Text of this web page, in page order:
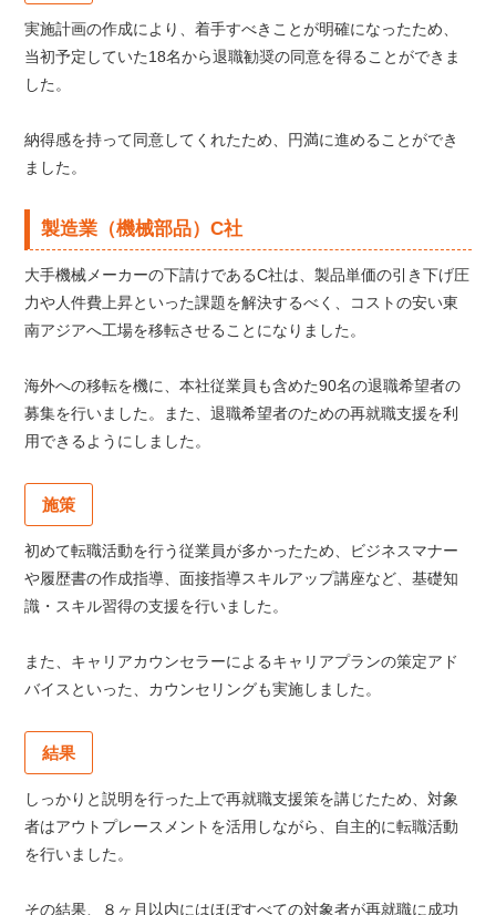
実施計画の作成により、着手すべきことが明確になったため、
当初予定していた18名から退職勧奨の同意を得ることができま
した。
納得感を持って同意してくれたため、円満に進めることができ
ました。
製造業（機械部品）C社
大手機械メーカーの下請けであるC社は、製品単価の引き下げ圧
力や人件費上昇といった課題を解決するべく、コストの安い東
南アジアへ工場を移転させることになりました。
海外への移転を機に、本社従業員も含めた90名の退職希望者の
募集を行いました。また、退職希望者のための再就職支援を利
用できるようにしました。
施策
初めて転職活動を行う従業員が多かったため、ビジネスマナー
や履歴書の作成指導、面接指導スキルアップ講座など、基礎知
識・スキル習得の支援を行いました。
また、キャリアカウンセラーによるキャリアプランの策定アド
バイスといった、カウンセリングも実施しました。
結果
しっかりと説明を行った上で再就職支援策を講じたため、対象
者はアウトプレースメントを活用しながら、自主的に転職活動
を行いました。
その結果、８ヶ月以内にはほぼすべての対象者が再就職に成功